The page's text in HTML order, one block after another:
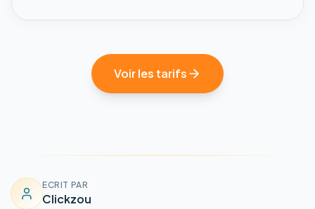
Voir les tarifs
ECRIT PAR
Clickzou